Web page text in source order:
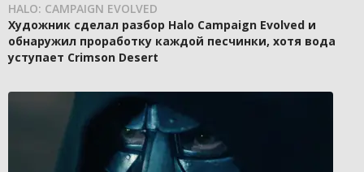
HALO: CAMPAIGN EVOLVED
Художник сделал разбор Halo Campaign Evolved и
обнаружил проработку каждой песчинки, хотя вода
уступает Crimson Desert